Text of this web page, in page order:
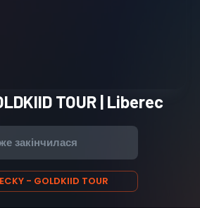
TOUR | Liberec
закінчилася
- GOLDKIID TOUR